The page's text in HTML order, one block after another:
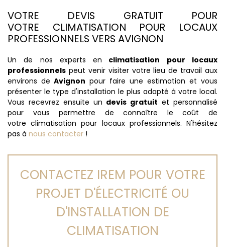
VOTRE DEVIS GRATUIT POUR
VOTRE CLIMATISATION POUR LOCAUX
PROFESSIONNELS VERS AVIGNON
Un de nos experts en climatisation pour locaux
professionnels peut venir visiter votre lieu de travail aux
environs de Avignon pour faire une estimation et vous
présenter le type d'installation le plus adapté à votre local.
Vous recevrez ensuite un devis gratuit et personnalisé
pour vous permettre de connaître le coût de
votre climatisation pour locaux professionnels. N'hésitez
pas à nous contacter !
CONTACTEZ IREM POUR VOTRE
PROJET D'ÉLECTRICITÉ OU
D'INSTALLATION DE
CLIMATISATION